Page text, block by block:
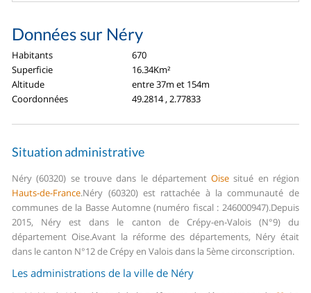
Données sur Néry
Habitants
670
Superficie
16.34Km²
Altitude
entre 37m et 154m
Coordonnées
49.2814 , 2.77833
Situation administrative
Néry (60320) se trouve dans le départementOise situé en région
Hauts-de-France.Néry (60320) est rattachée à la communauté de
communes de la Basse Automne (numéro fiscal : 246000947).Depuis
2015, Néry est dans le canton de Crépy-en-Valois (N°9) du
département Oise.Avant la réforme des départements, Néry était
dans le canton N°12 de Crépy en Valois dans la 5ème circonscription.
Les administrations de la ville de Néry